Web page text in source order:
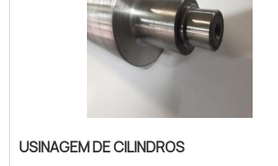
distintos de elastômeros, cada
suas características, como a
natural, o EPDM que sua maior.
USINAGEM DE CILINDROS